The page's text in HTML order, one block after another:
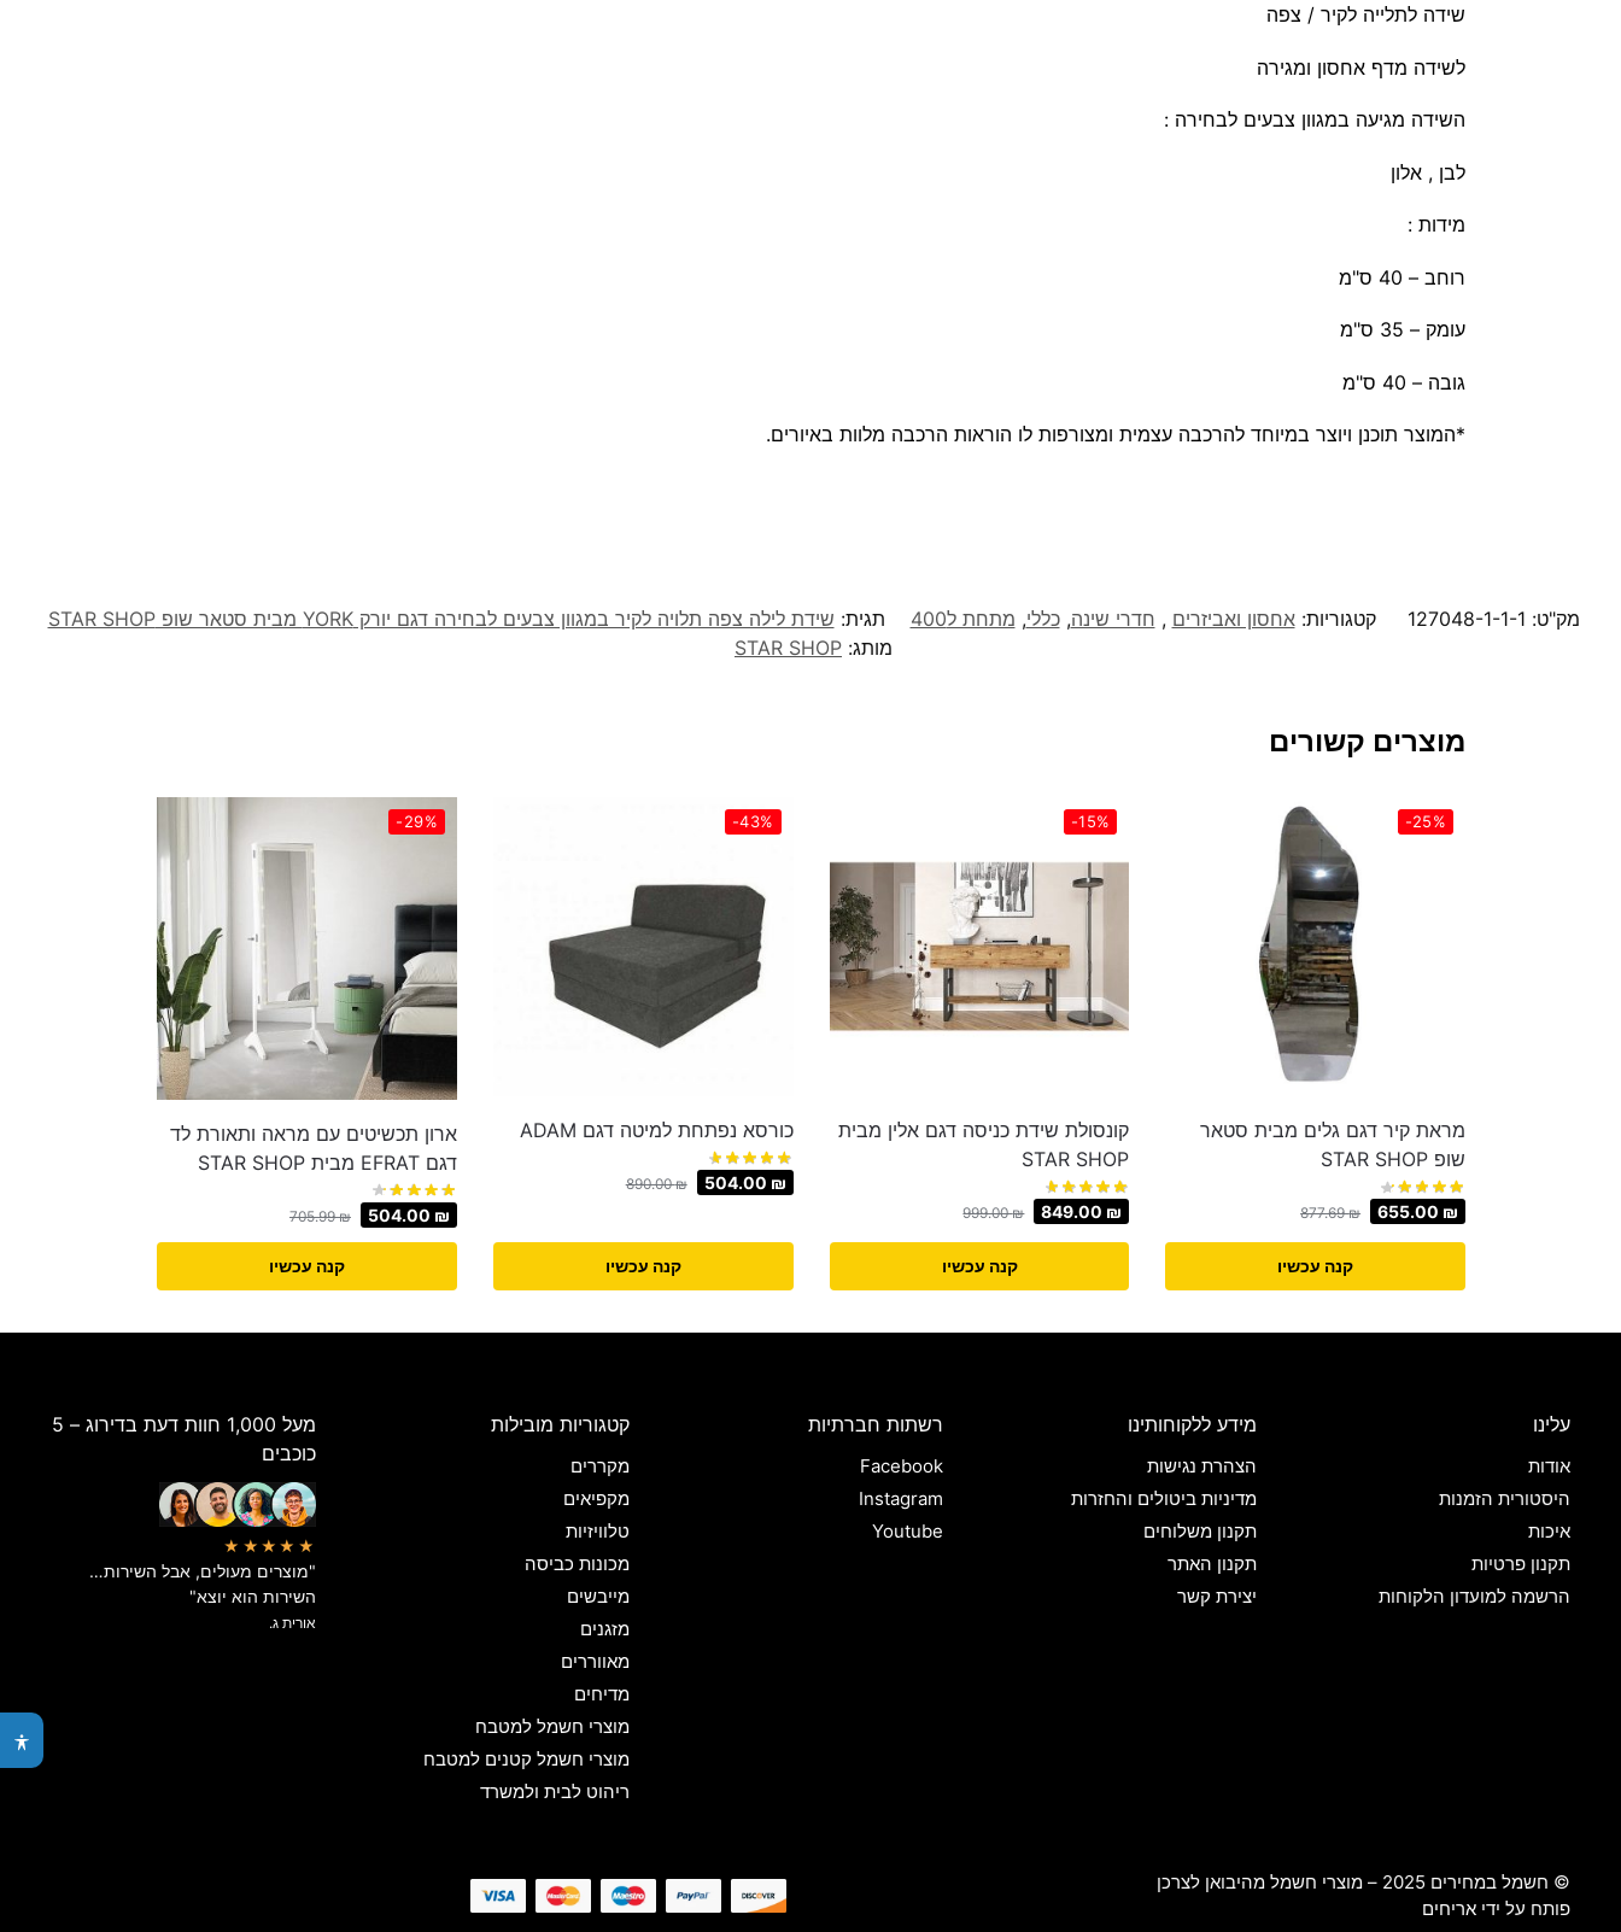
שידה לתלייה לקיר / צפה
לשידה מדף אחסון ומגירה
השידה מגיעה במגוון צבעים לבחירה :
לבן , אלון
מידות :
רוחב – 40 ס"מ
עומק – 35 ס"מ
גובה – 40 ס"מ
*המוצר תוכנן ויוצר במיוחד להרכבה עצמית ומצורפות לו הוראות הרכבה מלוות באיורים.
מק"ט: 127048-1-1-1 קטגוריות:אחסון ואביזרים , חדרי שינה,כללי, מתחת ל400 תגית: שידת לילה צפה תלויה לקיר במגוון צבעים לבחירה דגם יורק YORK מבית סטאר שופ STAR SHOP
מותג: STAR SHOP
מוצרים קשורים
-25%
מראת קיר דגם גלים מבית סטאר
שופ STAR SHOP
877.69₪ 655.00 ₪
קנה עכשיו
-15%
קונסולת שידת כניסה דגם אלין מבית
STAR SHOP
999.00₪ 849.00 ₪
קנה עכשיו
-43%
כורסא נפתחת למיטה דגם ADAM
890.00₪ 504.00 ₪
קנה עכשיו
-29%
ארון תכשיטים עם מראה ותאורת לד
דגם EFRAT מבית STAR SHOP
705.99₪ 504.00 ₪
קנה עכשיו
עלינו
אודות
היסטורית הזמנות
איכות
תקנון פרטיות
הרשמה למועדון הלקוחות
מידע ללקוחותינו
הצהרת נגישות
מדיניות ביטולים והחזרות
תקנון משלוחים
תקנון האתר
יצירת קשר
רשתות חברתיות
Facebook
Instagram
Youtube
קטגוריות מובילות
מקררים
מקפיאים
טלוויזיות
מכונות כביסה
מייבשים
מזגנים
מאווררים
מדיחים
מוצרי חשמל למטבח
מוצרי חשמל קטנים למטבח
ריהוט לבית ולמשרד
מעל 1,000 חוות דעת בדירוג – 5
כוכבים
★★★★★
"מוצרים מעולים, אבל השירות…
השירות הוא יוצא"
אורית ג.
© חשמל במחירים 2025 – מוצרי חשמל מהיבואן לצרכן
פותח על ידי אריחים